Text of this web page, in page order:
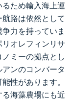
ため輸入海上運
路は依然として
力を持っていま
オレフィンリサ
ミーの拠点とし
ンのコンバータ
性があります。
海藻農場にも近